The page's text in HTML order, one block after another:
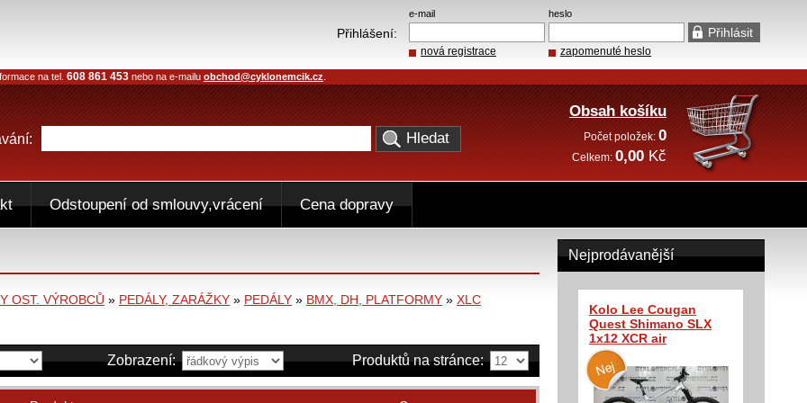
OST. VÝROBCŮ » PEDÁLY, ZARÁŽKY » PEDÁLY » BMX, DH, PLATFORMY » XLC
Zobrazení: Produktů na stránce:
Nejprodávanější
Kolo Lee Cougan
Quest Shimano SLX
1x12 XCR air
e-mail heslo
Přihlášení:
nová registrace zapomenuté heslo
na tel. 608 861 453 nebo na e-mailu obchod@cyklonemcik.cz
Obsah košíku
Počet položek:0
Celkem: 0,00 Kč
Odstoupení od smlouvy,vrácení Cena dopravy